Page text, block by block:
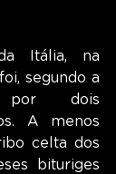
Itália, na
segundo a
por dois
A menos
celta dos
bituriges